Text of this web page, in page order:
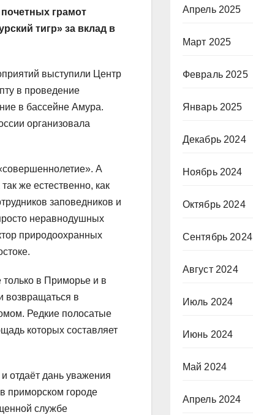
грамот
тигр» за вклад в
выступили Центр
в проведение
в бассейне Амура.
организовала
А
же естественно, как
заповедников и
неравнодушных
природоохранных
только в Приморье и в
возвращаться в
Редкие полосатые
которых составляет
отдаёт дань уважения
приморском городе
службе
Апрель 2025
Март 2025
Февраль 2025
Январь 2025
Декабрь 2024
Ноябрь 2024
Октябрь 2024
Сентябрь 2024
Август 2024
Июль 2024
Июнь 2024
Май 2024
Апрель 2024